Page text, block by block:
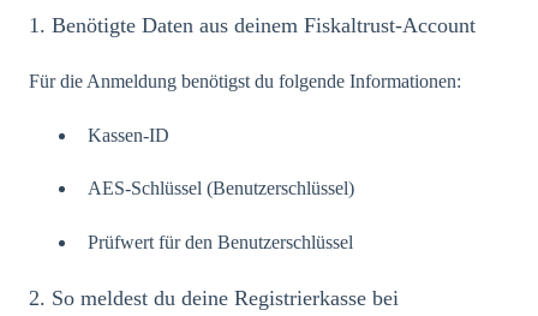
1. Benötigte Daten aus deinem Fiskaltrust-Account
Für die Anmeldung benötigst du folgende Informationen:
Kassen-ID
AES-Schlüssel (Benutzerschlüssel)
Prüfwert für den Benutzerschlüssel
2. So meldest du deine Registrierkasse bei